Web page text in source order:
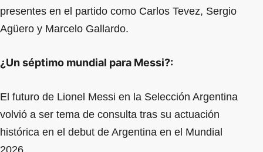
presentes en el partido como Carlos Tevez, Sergio
Agüero y Marcelo Gallardo.
¿Un séptimo mundial para Messi?:
El futuro de Lionel Messi en la Selección Argentina
volvió a ser tema de consulta tras su actuación
histórica en el debut de Argentina en el Mundial
2026.